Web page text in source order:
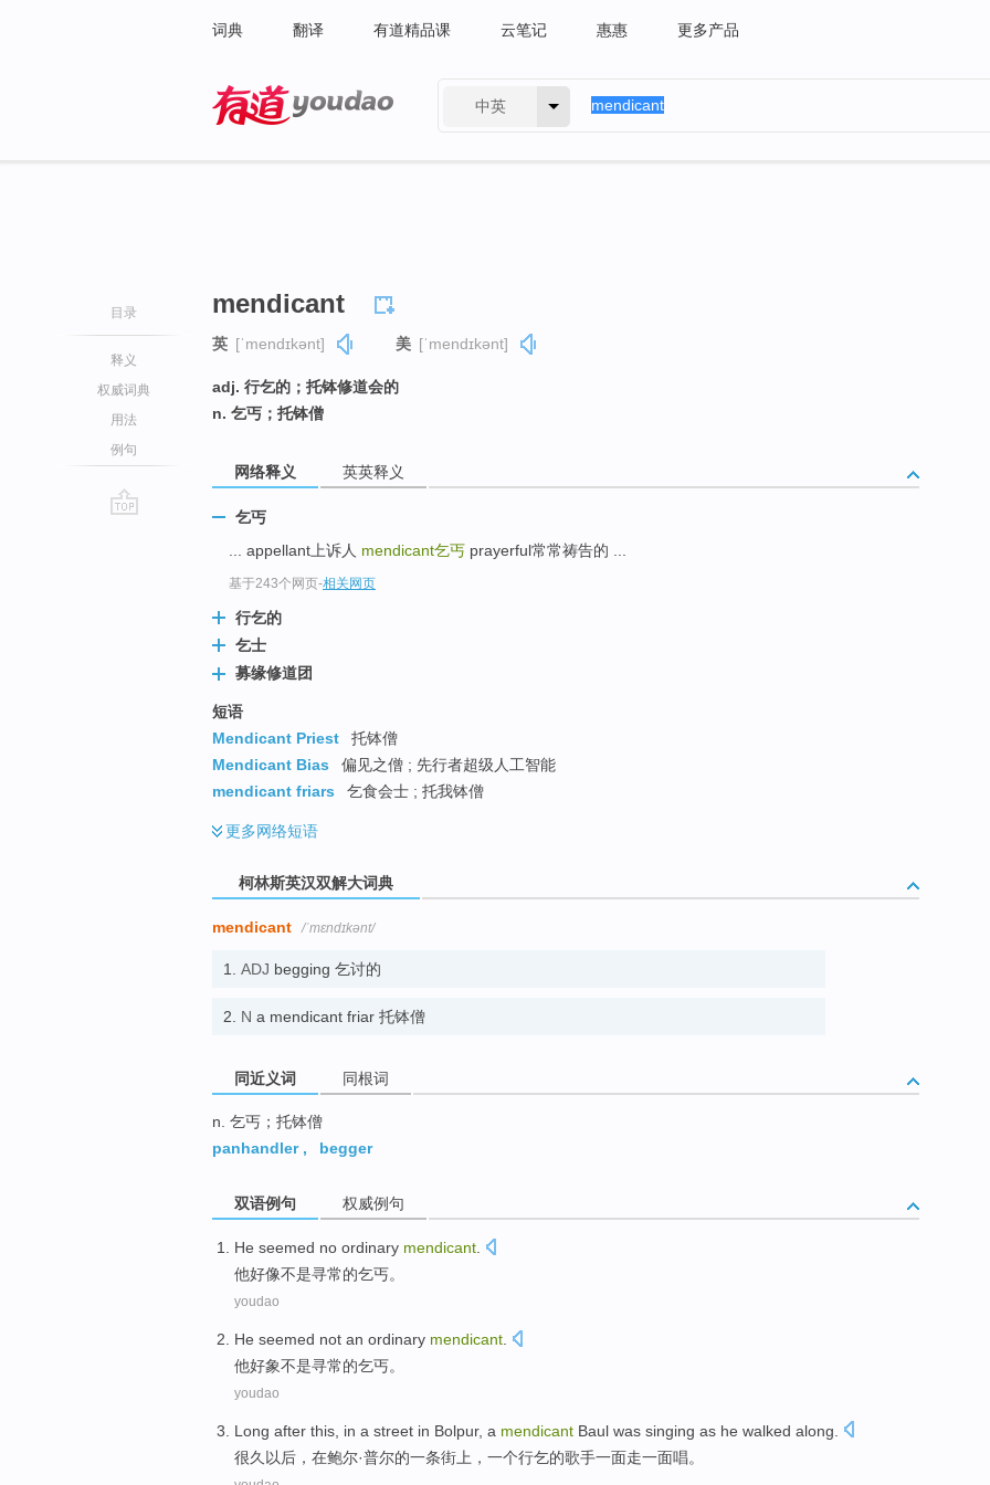
词典 翻译 有道精品课 云笔记 惠惠 更多产品
中英
目录
释义
权威词典
用法
例句
mendicant
英 [ˈmendɪkənt] 美 [ˈmendɪkənt]
adj. 行乞的；托钵修道会的
n. 乞丐；托钵僧
网络释义 英英释义
乞丐
... appellant上诉人 mendicant乞丐 prayerful常常祷告的 ...
基于243个网页-相关网页
行乞的
乞士
募缘修道团
短语
Mendicant Priest
托钵僧
Mendicant Bias
偏见之僧 ; 先行者超级人工智能
mendicant friars
乞食会士 ; 托我钵僧
更多网络短语
柯林斯英汉双解大词典
mendicant /ˈmɛndɪkənt/
1. ADJ begging 乞讨的
2. N a mendicant friar 托钵僧
同近义词 同根词
n. 乞丐；托钵僧
panhandler, begger
双语例句 权威例句
He seemed no ordinary mendicant
他好像不是寻常的乞丐。
youdao
He seemed not an ordinary mendicant
他好象不是寻常的乞丐。
youdao
Long after this , in a street in Bolpur, a mendicant Baul was singing as he walked along.
很久 以后 ， 在鲍尔·普尔的一条街 上， 一个行乞的歌手一面走一面唱。